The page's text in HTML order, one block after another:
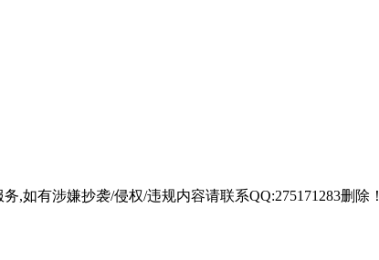
,如有涉嫌抄袭/侵权/违规内容请联系QQ:275171283删除！